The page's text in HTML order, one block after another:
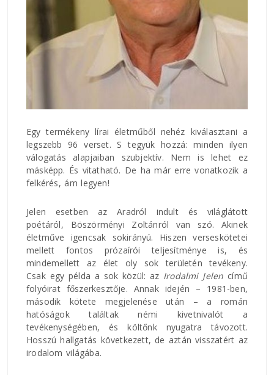
Egy termékeny lírai életműből nehéz kiválasztani a
legszebb 96 verset. S tegyük hozzá: minden ilyen
válogatás alapjaiban szubjektív. Nem is lehet ez
másképp. És vitatható. De ha már erre vonatkozik a
felkérés, ám legyen!
Jelen esetben az Aradról indult és világlátott
poétáról, Böszörményi Zoltánról van szó. Akinek
életműve igencsak sokirányú. Hiszen verseskötetei
mellett fontos prózaírói teljesítménye is, és
mindemellett az élet oly sok területén tevékeny.
Csak egy példa a sok közül: az Irodalmi Jelen című
folyóirat főszerkesztője. Annak idején – 1981-ben,
második kötete megjelenése után – a román
hatóságok találtak némi kivetnivalót a
tevékenységében, és költőnk nyugatra távozott.
Hosszú hallgatás következett, de aztán visszatért az
irodalom világába.